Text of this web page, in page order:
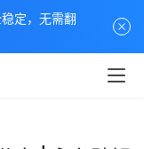
定，无需翻